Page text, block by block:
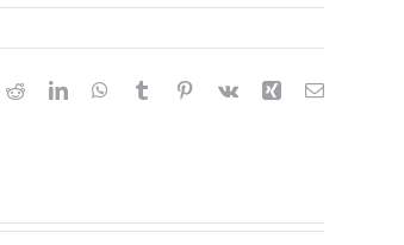
RedditLinkedInWhatsApp
Tumblr Pinterest
Vk Xing Email